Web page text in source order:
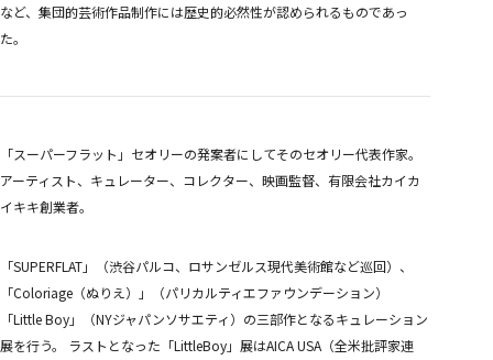
など、集団的芸術作品制作には歴史的必然性が認められるものであっ
た。
「スーパーフラット」セオリーの発案者にしてそのセオリー代表作家。
アーティスト、キュレーター、コレクター、映画監督、有限会社カイカ
イキキ創業者。
「SUPERFLAT」（渋谷パルコ、ロサンゼルス現代美術館など巡回）、
「Coloriage（ぬりえ）」（パリカルティエファウンデーション）
「Little Boy」（NYジャパンソサエティ）の三部作となるキュレーション
展を行う。 ラストとなった「LittleBoy」展はAICA USA（全米批評家連